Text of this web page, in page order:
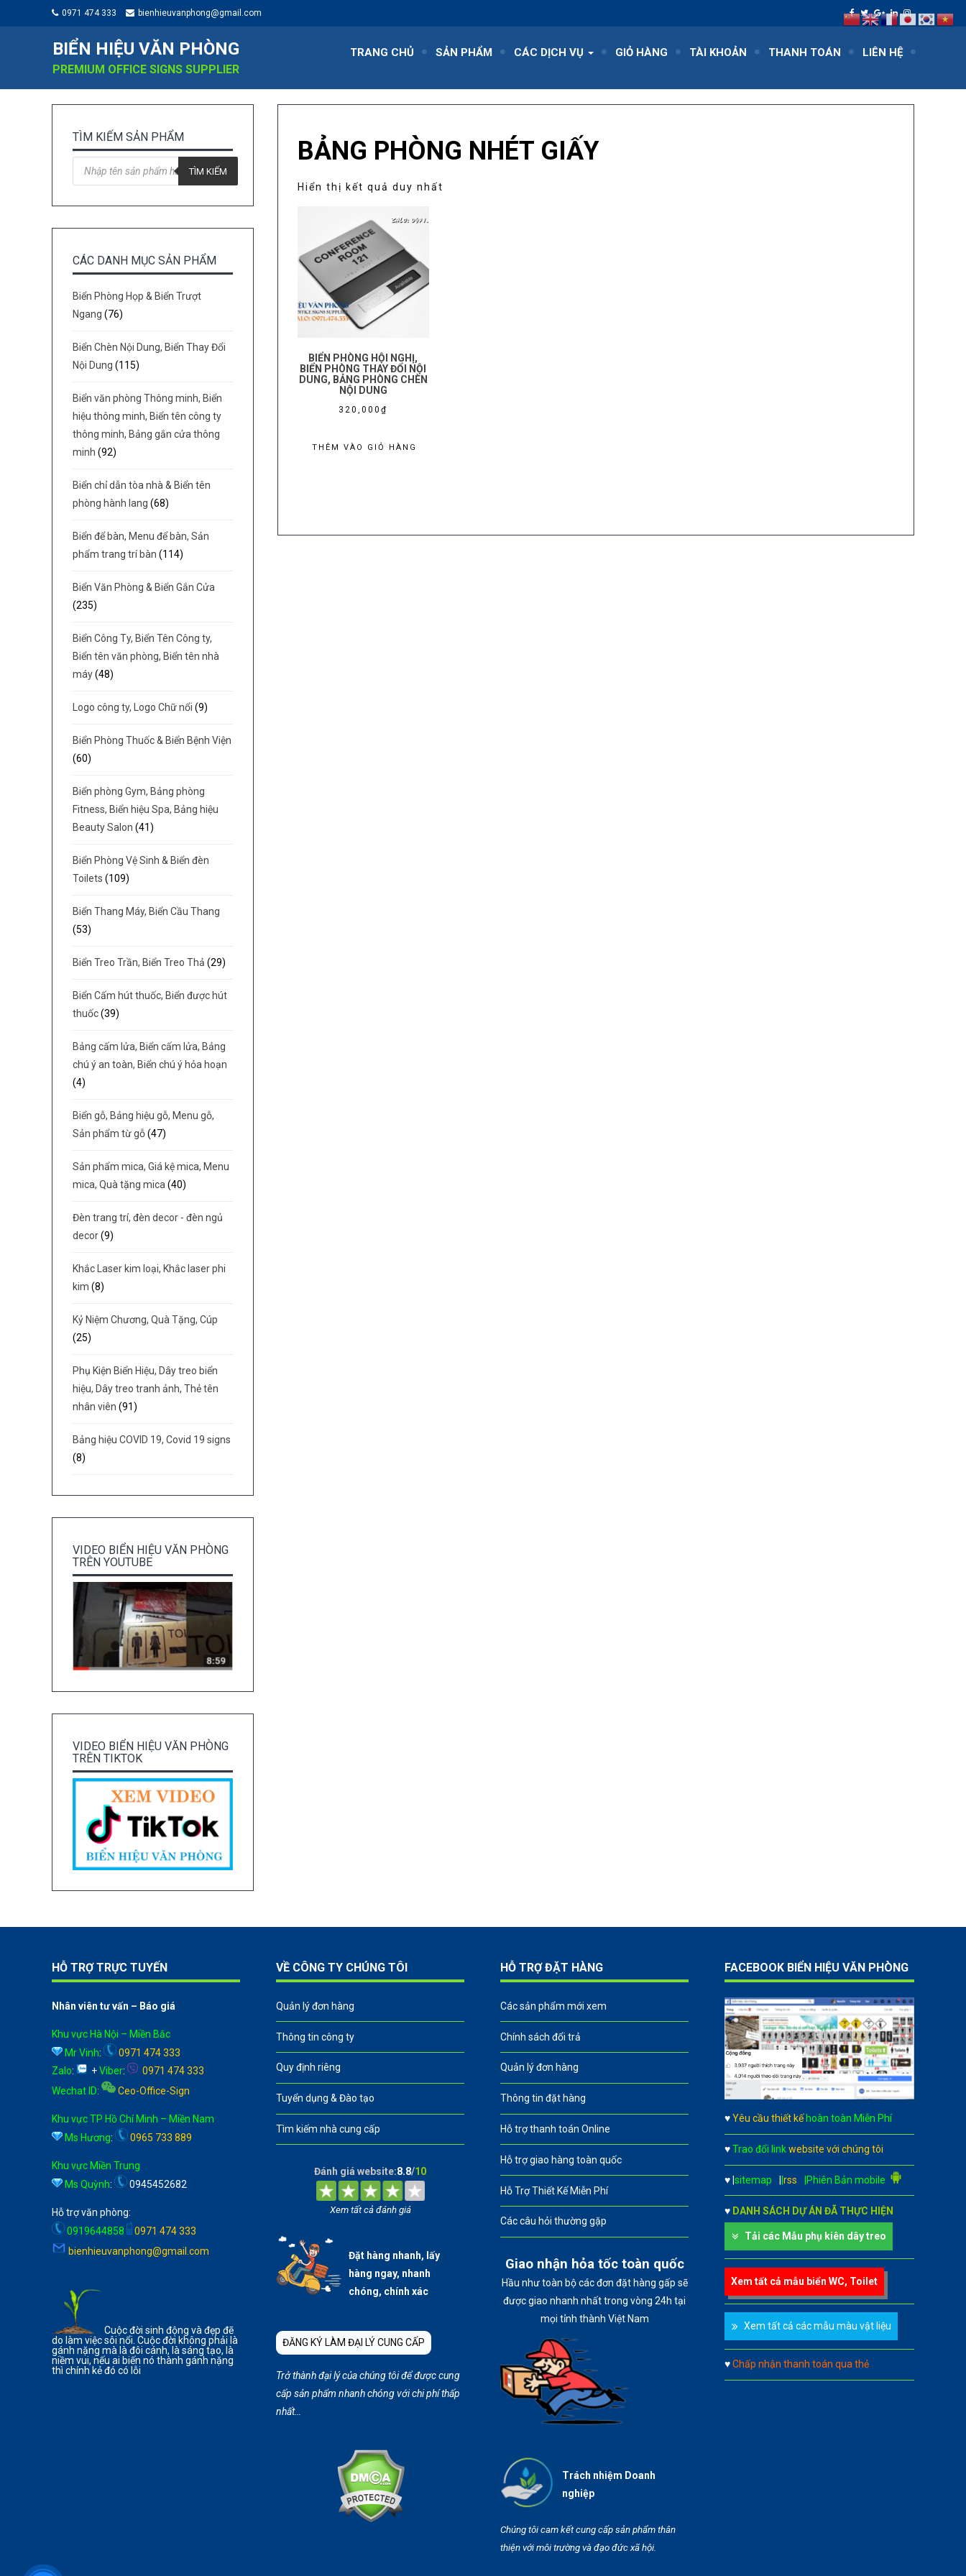
0971 474 333 bienhieuvanphong@gmail.com
BIỂN HIỆU VĂN PHÒNG
PREMIUM OFFICE SIGNS SUPPLIER
TRANG CHỦ SẢN PHẨM CÁC DỊCH VỤ GIỎ HÀNG TÀI KHOẢN THANH TOÁN LIÊN HỆ
BẢNG PHÒNG NHÉT GIẤY
Hiển thị kết quả duy nhất
BIỂN PHÒNG HỘI NGHỊ,
BIỂN PHÒNG THAY ĐỔI NỘI
DUNG, BẢNG PHÒNG CHÈN
NỘI DUNG
320,000₫
THÊM VÀO GIỎ HÀNG
TÌM KIẾM SẢN PHẨM
Tìm
kiếm
TÌM KIẾM
CÁC DANH MỤC SẢN PHẨM
Biển Phòng Họp & Biển Trượt
Ngang (76)
Biển Chèn Nội Dung, Biển Thay Đổi
Nội Dung (115)
Biển văn phòng Thông minh, Biển
hiệu thông minh, Biển tên công ty
thông minh, Bảng gắn cửa thông
minh (92)
Biển chỉ dẫn tòa nhà & Biển tên
phòng hành lang (68)
Biển để bàn, Menu để bàn, Sản
phẩm trang trí bàn (114)
Biển Văn Phòng & Biển Gắn Cửa
(235)
Biển Công Ty, Biển Tên Công ty,
Biển tên văn phòng, Biển tên nhà
máy(48)
Logo công ty, Logo Chữ nổi (9)
Biển Phòng Thuốc & Biển Bệnh Viện
(60)
Biển phòng Gym, Bảng phòng
Fitness, Biển hiệu Spa, Bảng hiệu
Beauty Salon (41)
Biển Phòng Vệ Sinh & Biển đèn
Toilets (109)
Biển Thang Máy, Biển Cầu Thang
(53)
Biển Treo Trần, Biển Treo Thả (29)
Biển Cấm hút thuốc, Biển được hút
thuốc(39)
Bảng cấm lửa, Biển cấm lửa, Bảng
chú ý an toàn, Biển chú ý hỏa hoạn
(4)
Biển gỗ, Bảng hiệu gỗ, Menu gỗ,
Sản phẩm từ gỗ(47)
Sản phẩm mica, Giá kệ mica, Menu
mica, Quà tặng mica(40)
Đèn trang trí, đèn decor - đèn ngủ
decor(9)
Khắc Laser kim loại, Khắc laser phi
kim (8)
Kỷ Niệm Chương, Quà Tặng, Cúp
(25)
Phụ Kiện Biển Hiệu, Dây treo biển
hiệu, Dây treo tranh ảnh, Thẻ tên
nhân viên (91)
Bảng hiệu COVID 19, Covid 19 signs
(8)
VIDEO BIỂN HIỆU VĂN PHÒNG
TRÊN YOUTUBE
VIDEO BIỂN HIỆU VĂN PHÒNG
TRÊN TIKTOK
HỖ TRỢ TRỰC TUYẾN
Nhân viên tư vấn – Báo giá
Khu vực Hà Nội – Miền Bắc
Mr Vinh:
0971 474 333
Zalo: +Viber:
0971 474 333
Wechat ID: Ceo-Office-Sign
Khu vực TP Hồ Chí Minh – Miền Nam
Ms Hương: 0965 733 889
Khu vực Miền Trung
Ms Quỳnh: 0945452682
Hỗ trợ văn phòng:
0919644858
0971 474 333
bienhieuvanphong@gmail.com
Cuộc đời sinh động và đẹp đẽ
do làm việc sôi nổi. Cuộc đời không phải là
gánh nặng mà là đôi cánh, là sáng tạo, là
niềm vui, nếu ai biến nó thành gánh nặng
thì chính kẻ đó có lỗi
VỀ CÔNG TY CHÚNG TÔI
Quản lý đơn hàng
Thông tin công ty
Quy định riêng
Tuyển dụng & Đào tạo
Tìm kiếm nhà cung cấp
Đánh giá website:8.8/10
Xem tất cả đánh giá
Đặt hàng nhanh, lấy
hàng ngay, nhanh
chóng, chính xác
ĐĂNG KÝ LÀM ĐẠI LÝ CUNG CẤP
Trở thành đại lý của chúng tôi để được cung
cấp sản phẩm nhanh chóng với chi phí thấp
nhất…
HỖ TRỢ ĐẶT HÀNG
Các sản phẩm mới xem
Chính sách đổi trả
Quản lý đơn hàng
Thông tin đặt hàng
Hỗ trợ thanh toán Online
Hỗ trợ giao hàng toàn quốc
Hỗ Trợ Thiết Kế Miễn Phí
Các câu hỏi thường gặp
Giao nhận hỏa tốc toàn quốc
Hầu như toàn bộ các đơn đặt hàng gấp sẽ
được giao nhanh nhất trong vòng 24h tại
mọi tỉnh thành Việt Nam
Trách nhiệm Doanh
nghiệp
Chúng tôi cam kết cung cấp sản phẩm thân
thiện với môi trường và đạo đức xã hội.
FACEBOOK BIỂN HIỆU VĂN PHÒNG
♥Yêu cầu thiết kế hoàn toàn Miễn Phí
♥Trao đổi linkwebsite với chúng tôi
♥ sitemap rss |Phiên Bản mobile
♥ DANH SÁCH DỰ ÁN ĐÃ THỰC HIỆN
Tải các Mẫu phụ kiên dây treo
Xem tất cả mẫu biển WC, Toilet
Xem tất cả các mẫu màu vật liệu
♥Chấp nhận thanh toán qua thẻ